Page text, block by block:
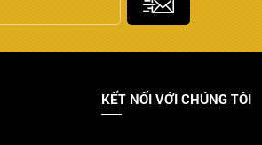
KẾT NỐI VỚI CHÚNG TÔI